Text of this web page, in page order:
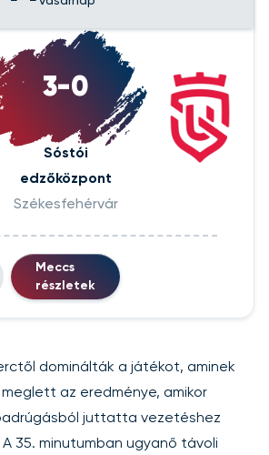
3-0
Sóstói
edzőközpont
Székesfehérvár
Meccs
részletek
dominálták a játékot, aminek
az eredménye, amikor
juttatta vezetéshez
35. minutumban ugyanő távoli